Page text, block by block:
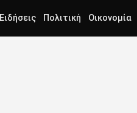
Ειδήσεις Πολιτική Οικονομία